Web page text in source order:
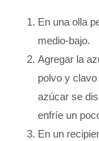
En una olla
medio-bajo.
Agregar la
polvo y
azúcar se
enfríe un
En un